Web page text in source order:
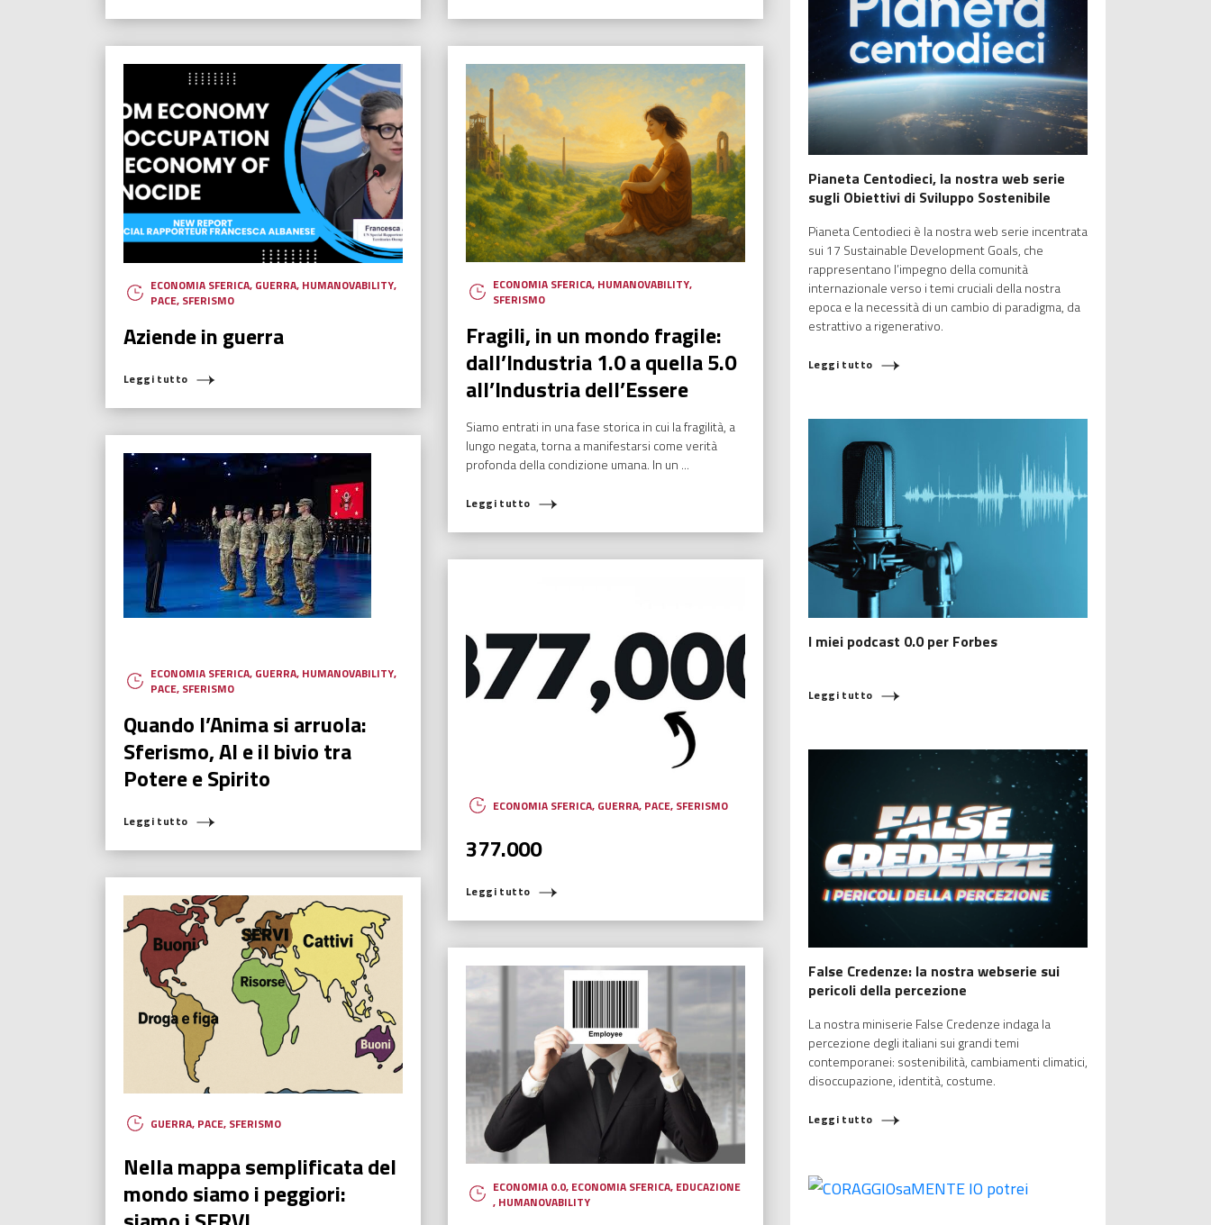
ECONOMIA SFERICA, HUMANOVABILITY,
SFERISMO
Fragili, in un mondo fragile:
dall’Industria 1.0 a quella 5.0
all’Industria dell’Essere
Siamo entrati in una fase storica in cui la fragilità, a
lungo negata, torna a manifestarsi come verità
profonda della condizione umana. In un ...
Leggi tutto
ECONOMIA SFERICA, GUERRA, HUMANOVABILITY,
PACE, SFERISMO
Aziende in guerra
Leggi tutto
ECONOMIA SFERICA, GUERRA, HUMANOVABILITY,
PACE, SFERISMO
Quando l’Anima si arruola:
Sferismo, AI e il bivio tra
Potere e Spirito
Leggi tutto
ECONOMIA SFERICA, GUERRA, PACE, SFERISMO
377.000
Leggi tutto
GUERRA, PACE, SFERISMO
Nella mappa semplificata del
mondo siamo i peggiori:
ECONOMIA 0.0, ECONOMIA SFERICA, EDUCAZIONE
, HUMANOVABILITY
Pianeta Centodieci, la nostra web serie
sugli Obiettivi di Sviluppo Sostenibile
Pianeta Centodieci è la nostra web serie incentrata
sui 17 Sustainable Development Goals, che
rappresentano l’impegno della comunità
internazionale verso i temi cruciali della nostra
epoca e la necessità di un cambio di paradigma, da
estrattivo a rigenerativo.
Leggi tutto
I miei podcast 0.0 per Forbes
Leggi tutto
False Credenze: la nostra webserie sui
pericoli della percezione
La nostra miniserie False Credenze indaga la
percezione degli italiani sui grandi temi
contemporanei: sostenibilità, cambiamenti climatici,
disoccupazione, identità, costume.
Leggi tutto